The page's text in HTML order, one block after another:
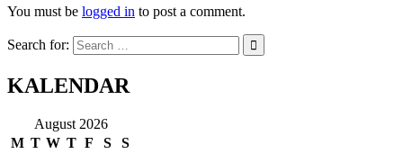
You must be logged in to post a comment.
Search for:
KALENDAR
August 2026
M T W T F S
S